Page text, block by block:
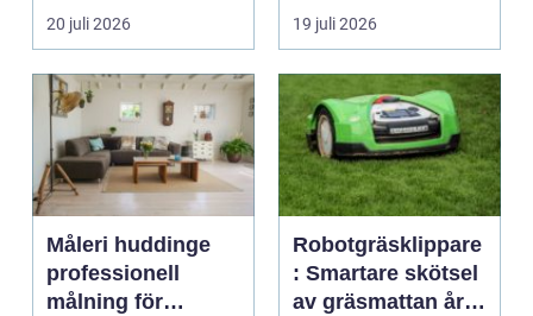
20 juli 2026
svårstädade
varianterna mång...
19 juli 2026
Måleri huddinge
professionell
målning för
Robotgräsklippare
: Smartare skötsel
av gräsmattan året